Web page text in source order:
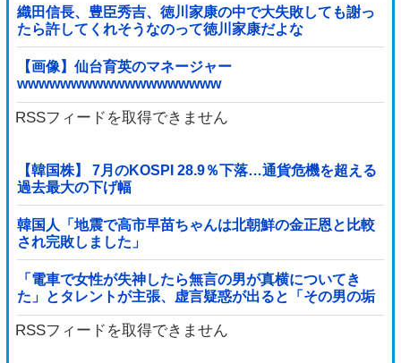
織田信長、豊臣秀吉、徳川家康の中で大失敗しても謝っ
たら許してくれそうなのって徳川家康だよな
【画像】仙台育英のマネージャー
wwwwwwwwwwwwwwwwwww
RSSフィードを取得できません
【韓国株】 7月のKOSPI 28.9％下落…通貨危機を超える
過去最大の下げ幅
韓国人「地震で高市早苗ちゃんは北朝鮮の金正恩と比較
され完敗しました」
「電車で女性が失神したら無言の男が真横についてき
た」とタレントが主張、虚言疑惑が出ると「その男の垢
を発見した」と追加主張するも……他
RSSフィードを取得できません